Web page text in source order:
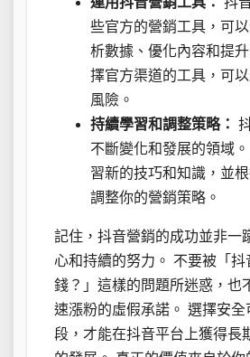
些官方的營銷工具，可
析數據、優化內容和提
擇官方渠道的工具，可
風險。
持續學習和調整策略：
不斷變化和發展的領域
習新的技巧和知識，並
調整你的營銷策略。
記住，抖音營銷的成功並非一
心和持續的努力。 不要被「抖
錢？」這樣的問題所迷惑，也
速漲粉的虛假承諾。 選擇安全
段，才能在抖音平台上獲得長